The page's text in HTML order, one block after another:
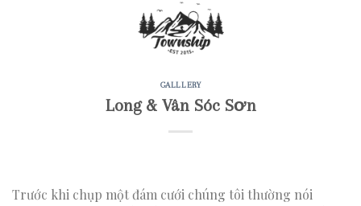
GALLLERY
Long & Vân Sóc Sơn
Trước khi chụp một đám cưới chúng tôi thường nói